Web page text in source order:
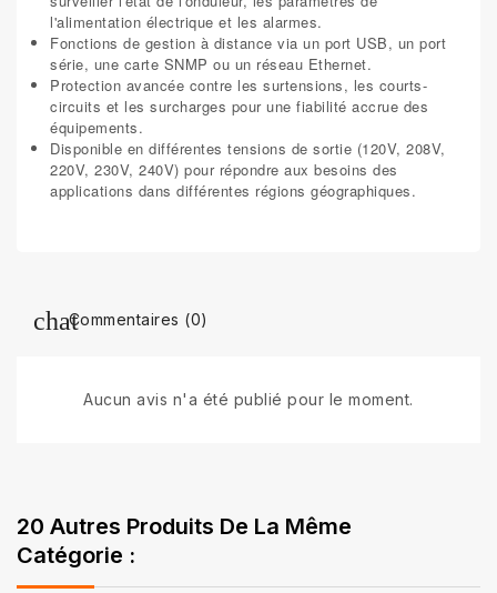
l'alimentation électrique et les alarmes.
Fonctions de gestion à distance via un port USB, un port
série, une carte SNMP ou un réseau Ethernet.
Protection avancée contre les surtensions, les courts-
circuits et les surcharges pour une fiabilité accrue des
équipements.
Disponible en différentes tensions de sortie (120V, 208V,
220V, 230V, 240V) pour répondre aux besoins des
applications dans différentes régions géographiques.
Commentaires (0)
Aucun avis n'a été publié pour le moment.
20 Autres Produits De La Même
Catégorie :